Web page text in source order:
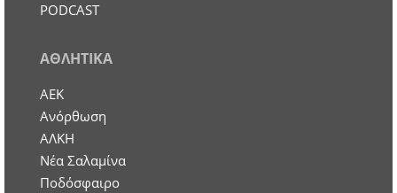
PODCAST
ΑΘΛΗΤΙΚΑ
ΑΕΚ
Ανόρθωση
ΑΛΚΗ
Νέα Σαλαμίνα
Ποδόσφαιρο